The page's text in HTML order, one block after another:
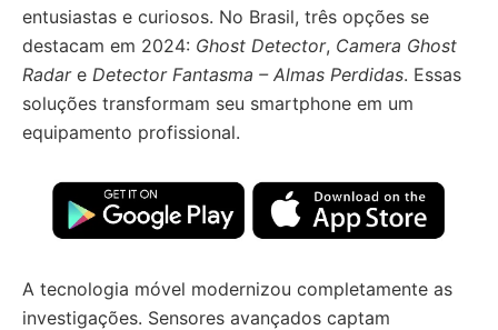
entusiastas e curiosos. No Brasil, três opções se
destacam em 2024: Ghost Detector, Camera Ghost
Radare Detector Fantasma – Almas Perdidas. Essas
soluções transformam seu smartphone em um
equipamento profissional.
A tecnologia móvel modernizou completamente as
investigações. Sensores avançados captam